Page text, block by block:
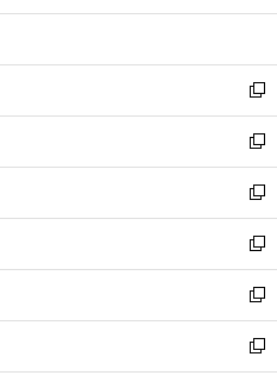
開
ウ
開
く
ン
ウ
で
開
く
ウ
ン
ド
ウ
で
開
く
新
し
い
ウ
ィ
ン
ド
ウ
で
開
く
新
し
い
ウ
ィ
ン
ド
ウ
で
開
新
し
い
ウ
ィ
ン
ド
ウ
新
し
い
ウ
ィ
ン
新
し
い
ウ
新
し